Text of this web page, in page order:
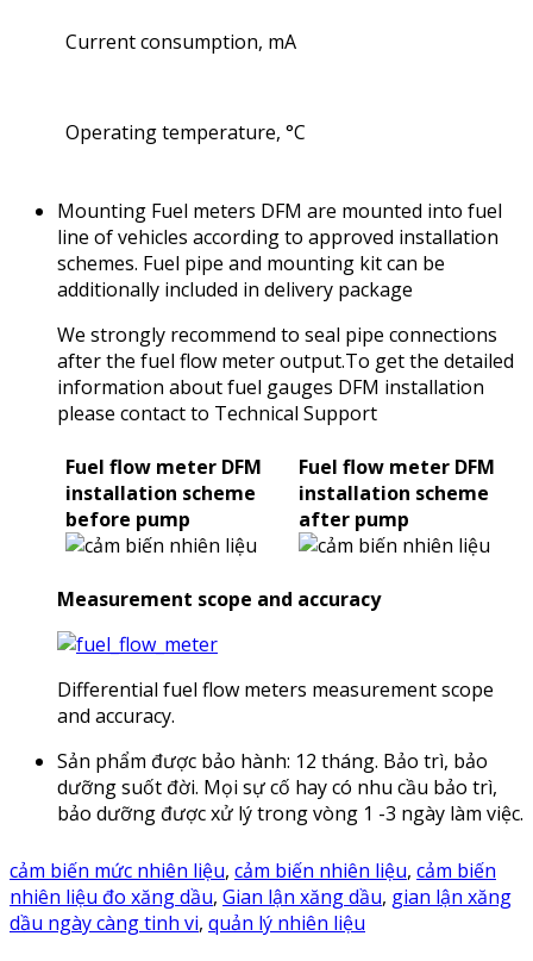
Current consumption, mA
Operating temperature, °C
Mounting Fuel meters DFМ are mounted into fuel
line of vehicles according to approved installation
schemes. Fuel pipe and mounting kit can be
additionally included in delivery package
We strongly recommend to seal pipe connections
after the fuel flow meter output.To get the detailed
information about fuel gauges DFМ installation
please contact to Technical Support
Fuel flow meter DFМ
installation scheme
before pump
Fuel flow meter DFМ
installation scheme
after pump
Measurement scope and accuracy
Differential fuel flow meters measurement scope
and accuracy.
Sản phẩm được bảo hành: 12 tháng. Bảo trì, bảo
dưỡng suốt đời. Mọi sự cố hay có nhu cầu bảo trì,
bảo dưỡng được xử lý trong vòng 1 -3 ngày làm việc.
cảm biến mức nhiên liệu, cảm biến nhiên liệu, cảm biến
nhiên liệu đo xăng dầu, Gian lận xăng dầu, gian lận xăng
dầu ngày càng tinh vi, quản lý nhiên liệu